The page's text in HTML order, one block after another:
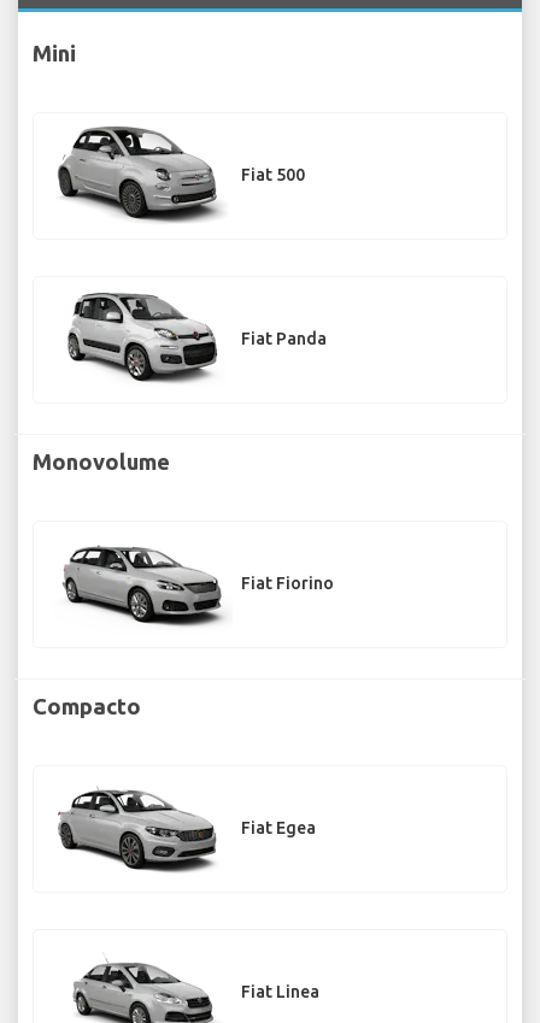
Mini
Fiat 500
Fiat Panda
Monovolume
Fiat Fiorino
Compacto
Fiat Egea
Fiat Linea